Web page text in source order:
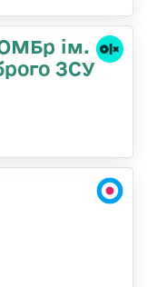
ОМБр ім.
ЗСУ